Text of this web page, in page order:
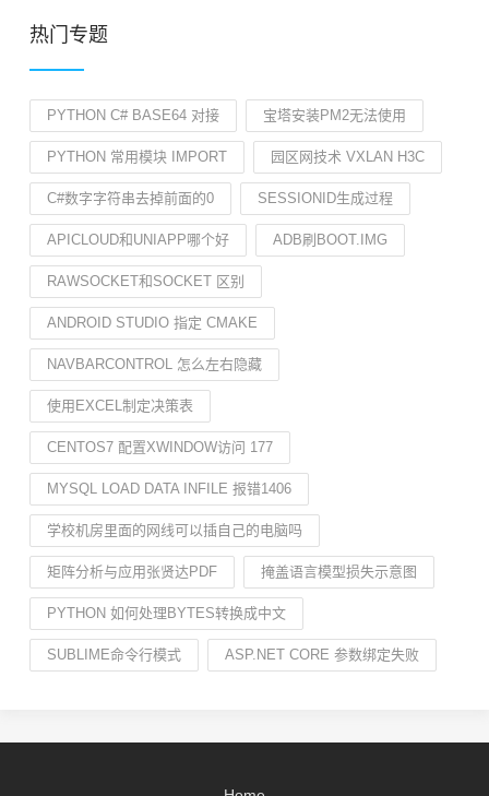
热门专题
PYTHON C# BASE64 对接 宝塔安装PM2无法使用
PYTHON 常用模块 IMPORT 园区网技术 VXLAN H3C
C#数字字符串去掉前面的0 SESSIONID生成过程
APICLOUD和UNIAPP哪个好 ADB刷BOOT.IMG
RAWSOCKET和SOCKET 区别
ANDROID STUDIO 指定 CMAKE
NAVBARCONTROL 怎么左右隐藏
使用EXCEL制定决策表
CENTOS7 配置XWINDOW访问 177
MYSQL LOAD DATA INFILE 报错1406
学校机房里面的网线可以插自己的电脑吗
矩阵分析与应用张贤达PDF 掩盖语言模型损失示意图
PYTHON 如何处理BYTES转换成中文
SUBLIME命令行模式 ASP.NET CORE 参数绑定失败